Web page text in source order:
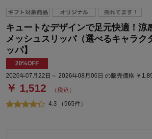
キュートなデザインで足元快適！涼
メッシュスリッパ（選べるキャラク
ッパ】
20%OFF
2026年07月22日～ 2026年08月06日 の販売価格 ￥
￥ 1,512 （税込）
4.3 （565件）